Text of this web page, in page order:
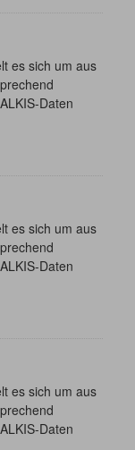
es sich um aus
Daten
es sich um aus
Daten
es sich um aus
Daten